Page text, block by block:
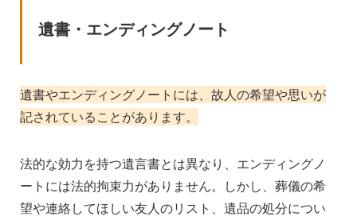
遺書・エンディングノート
遺書やエンディングノートには、故人の希望や思いが
記されていることがあります。
法的な効力を持つ遺言書とは異なり、エンディングノ
ートには法的拘束力がありません。しかし、葬儀の希
望や連絡してほしい友人のリスト、遺品の処分につい